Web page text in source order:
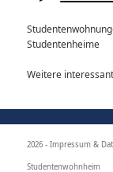
Studentenheime
Weitere
2026 -Impressum &
Studentenwohnheim